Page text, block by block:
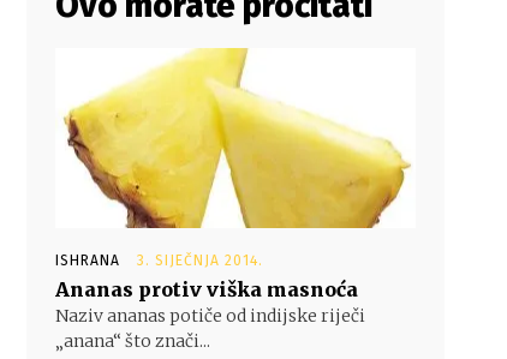
ISHRANA 3. SIJEČNJA 2014.
Ananas protiv viška masnoća
Naziv ananas potiče od indijske riječi
„anana“ što znači...